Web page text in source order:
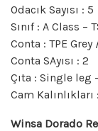
Odacık Sayısı : 5
Sınıf : A Class –
Conta : TPE
Conta SAyısı : 2
Çıta : Single leg
Cam
Winsa Dorado